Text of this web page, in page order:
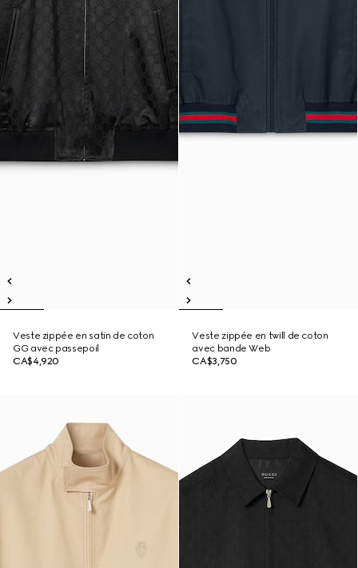
Veste zippée en satin de coton
GG avec passepoil
CA$4,920
Veste zippée en twill de coton
avec bande Web
CA$3,750